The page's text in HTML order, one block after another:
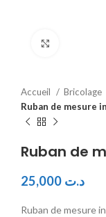
Accueil Bricolage
Ruban de mesure
Ruban de
د.ت
Ruban de mesure